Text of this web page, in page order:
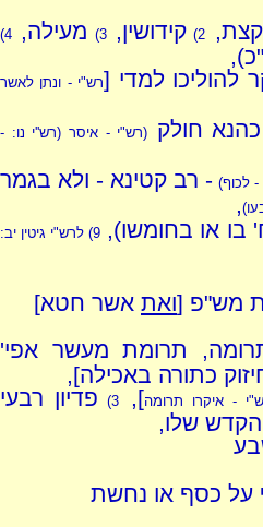
2) קידושין,3) מעילה, 4)
להוליכו למדי [רש"י - ונתן לאשר
כהנא חולק (רש"י - איסר (רש''י נו: -
- לכוף) - רב קטינא - ולא בגמר
,
או בחומשו), 9) לרש"י גיטין יב:
מש"פ [ואת אשר חטא]
תרומת מעשר אפי'
כתורה באכילה],
- איקרו תרומה],
3)
פדיון רבעי
שלו,
כסף או נחשת